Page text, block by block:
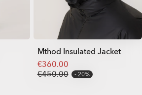
Mthod Insulated Jacket
€360.00
€450.00
20%